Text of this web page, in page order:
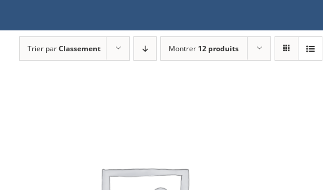
Trier parClassement Montrer 12 produits